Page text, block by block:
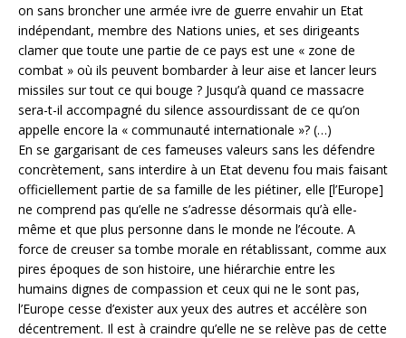
on sans broncher une armée ivre de guerre envahir un Etat
indépendant, membre des Nations unies, et ses dirigeants
clamer que toute une partie de ce pays est une « zone de
combat » où ils peuvent bombarder à leur aise et lancer leurs
missiles sur tout ce qui bouge ? Jusqu’à quand ce massacre
sera-t-il accompagné du silence assourdissant de ce qu’on
appelle encore la « communauté internationale »? (…)
En se gargarisant de ces fameuses valeurs sans les défendre
concrètement, sans interdire à un Etat devenu fou mais faisant
officiellement partie de sa famille de les piétiner, elle [l’Europe]
ne comprend pas qu’elle ne s’adresse désormais qu’à elle-
même et que plus personne dans le monde ne l’écoute. A
force de creuser sa tombe morale en rétablissant, comme aux
pires époques de son histoire, une hiérarchie entre les
humains dignes de compassion et ceux qui ne le sont pas,
l’Europe cesse d’exister aux yeux des autres et accélère son
décentrement. Il est à craindre qu’elle ne se relève pas de cette